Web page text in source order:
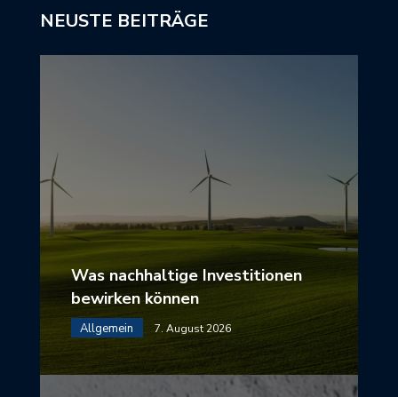
NEUSTE BEITRÄGE
Was nachhaltige Investitionen
bewirken können
Allgemein 7. August 2026